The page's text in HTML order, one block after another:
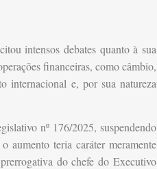
intensos debates quanto à sua
financeiras, como câmbio,
internacional e, por sua natureza
nº 176/2025, suspendendo
aumento teria caráter meramente
do chefe do Executivo